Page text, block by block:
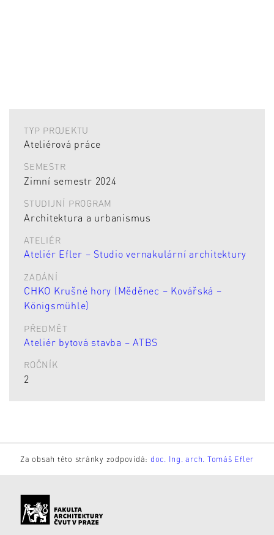
TYP PROJEKTU
Ateliérová práce
SEMESTR
Zimní semestr 2024
STUDIJNÍ PROGRAM
Architektura a urbanismus
ATELIÉR
Ateliér Efler – Studio vernakulární architektury
ZADÁNÍ
CHKO Krušné hory (Měděnec – Kovářská –
Königsmühle)
PŘEDMĚT
Ateliér bytová stavba – ATBS
ROČNÍK
2
Za obsah této stránky zodpovídá: doc. Ing. arch. Tomáš Efler